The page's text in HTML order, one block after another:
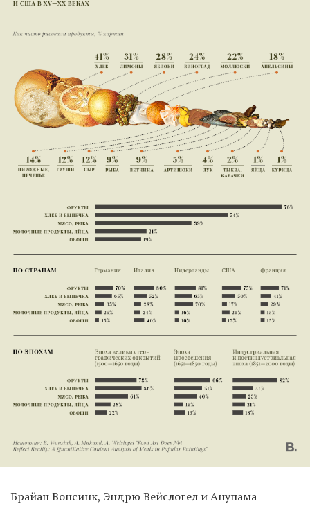
Брайан Вонсинк, Эндрю Вейслогел и Анупама